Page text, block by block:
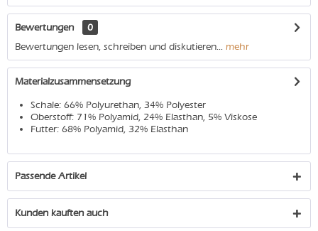
Bewertungen
0
Bewertungen lesen, schreiben und diskutieren... mehr
Materialzusammensetzung
Schale: 66% Polyurethan, 34% Polyester
Oberstoff: 71% Polyamid, 24% Elasthan, 5% Viskose
Futter: 68% Polyamid, 32% Elasthan
Passende Artikel
Kunden kauften auch